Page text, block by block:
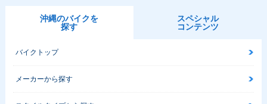
沖縄のバイクを
探す
スペシャル
コンテンツ
バイクトップ
メーカーから探す